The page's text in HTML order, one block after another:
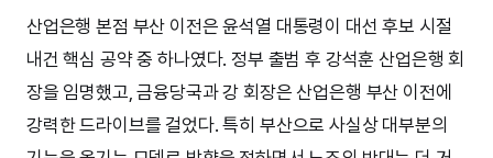
산업은행 본점 부산 이전은 윤석열 대통령이 대선 후보 시절
내건 핵심 공약 중 하나였다. 정부 출범 후 강석훈 산업은행 회
장을 임명했고, 금융당국과 강 회장은 산업은행 부산 이전에
강력한 드라이브를 걸었다. 특히 부산으로 사실상 대부분의